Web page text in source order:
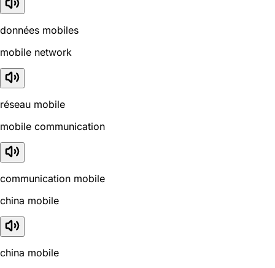
données mobiles
mobile network
réseau mobile
mobile communication
communication mobile
china mobile
china mobile